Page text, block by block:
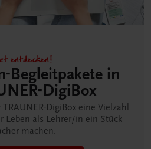
entdecken!
Begleitpakete in
DigiBox
DigiBox eine Vielzahl
Leben als Lehrer/in ein Stück
machen.